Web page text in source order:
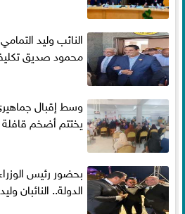
النائب وليد
محمود صديق
وسط إقبال
يختتم أضخم
بحضور رئيس
الدولة.. النائبان